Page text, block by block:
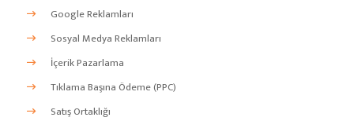
Google Reklamları
Sosyal Medya Reklamları
İçerik Pazarlama
Tıklama Başına Ödeme (PPC)
Satış Ortaklığı